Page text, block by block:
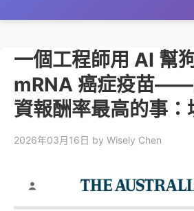
一個工程師用 AI 幫
mRNA 癌症疫苗
資報酬率最高的事：
2026年03月16日 by Wisely Chen